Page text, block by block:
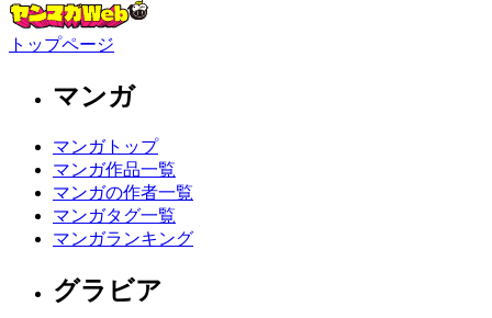
トップページ
マンガ
マンガトップ
マンガ作品一覧
マンガの作者一覧
マンガタグ一覧
マンガランキング
グラビア